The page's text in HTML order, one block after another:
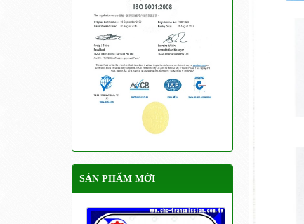
SẢN PHẨM MỚI